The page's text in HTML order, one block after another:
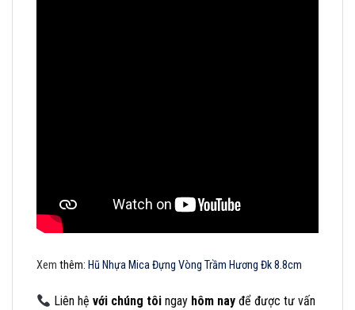
Xem thêm: Hũ Nhựa Mica Đựng Vòng Trầm Hương Đk 8.8cm
Liên hệ với chúng tôi ngay hôm nay để được tư vấn